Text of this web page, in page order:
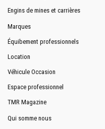
Engins de mines et carrières
Marques
Équibement professionnels
Location
Véhicule Occasion
Espace professionnel
TMR Magazine
Qui somme nous